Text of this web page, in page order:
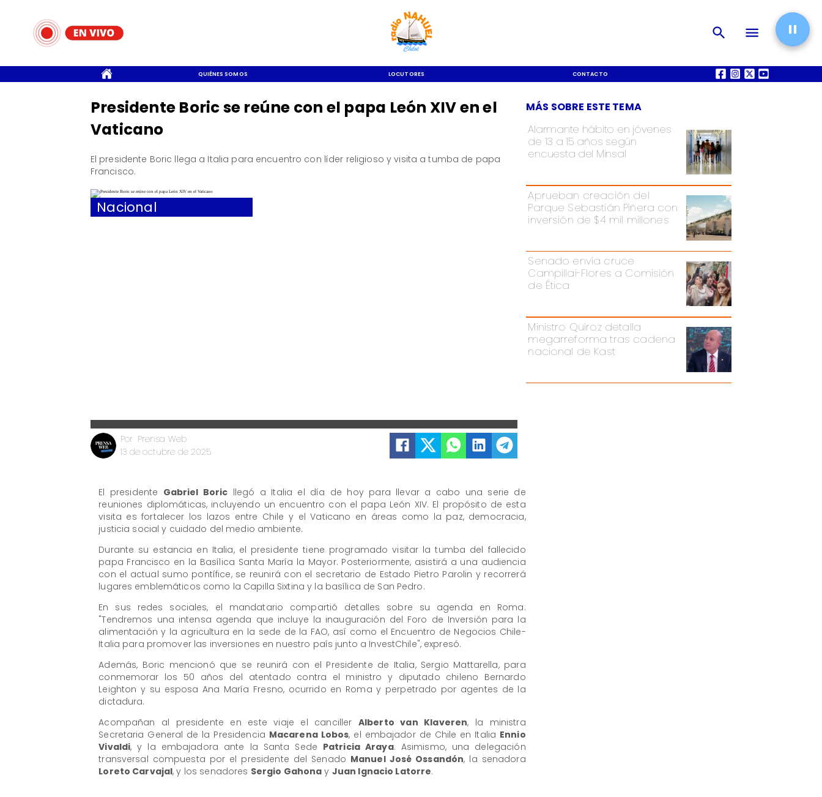
QUIÉNES SOMOS LOCUTORES CONTACTO QUIÉNES SOMOS
Nacional
Prensa Web
Por
13 de octubre de 2025
Alarmante hábito en jóvenes
de 13 a 15 años según
encuesta del Minsal
Aprueban creación del
Parque Sebastián Piñera con
inversión de $4 mil millones
Senado envía cruce
Campillai-Flores a Comisión
de Ética
Ministro Quiroz detalla
megarreforma tras cadena
nacional de Kast
MÁS SOBRE ESTE TEMA
Presidente Boric se reúne con el papa León XIV en el
Vaticano
El presidente Boric llega a Italia para encuentro con líder religioso y visita a tumba de papa
Francisco.
El presidente Gabriel Boric llegó a Italia el día de hoy para llevar a cabo una serie de
reuniones diplomáticas, incluyendo un encuentro con el papa León XIV. El propósito de esta
visita es fortalecer los lazos entre Chile y el Vaticano en áreas como la paz, democracia,
justicia social y cuidado del medio ambiente.
Durante su estancia en Italia, el presidente tiene programado visitar la tumba del fallecido
papa Francisco en la Basílica Santa María la Mayor. Posteriormente, asistirá a una audiencia
con el actual sumo pontífice, se reunirá con el secretario de Estado Pietro Parolin y recorrerá
lugares emblemáticos como la Capilla Sixtina y la basílica de San Pedro.
En sus redes sociales, el mandatario compartió detalles sobre su agenda en Roma:
"Tendremos una intensa agenda que incluye la inauguración del Foro de Inversión para la
alimentación y la agricultura en la sede de la FAO, así como el Encuentro de Negocios Chile-
Italia para promover las inversiones en nuestro país junto a InvestChile", expresó.
Además, Boric mencionó que se reunirá con el Presidente de Italia, Sergio Mattarella, para
conmemorar los 50 años del atentado contra el ministro y diputado chileno Bernardo
Leighton y su esposa Ana María Fresno, ocurrido en Roma y perpetrado por agentes de la
dictadura.
Acompañan al presidente en este viaje el canciller Alberto van Klaveren, la ministra
Secretaria General de la Presidencia Macarena Lobos, el embajador de Chile en Italia Ennio
Vivaldi, y la embajadora ante la Santa Sede Patricia Araya. Asimismo, una delegación
transversal compuesta por el presidente del Senado Manuel José Ossandón, la senadora
Loreto Carvajal, y los senadores Sergio Gahona y Juan Ignacio Latorre.